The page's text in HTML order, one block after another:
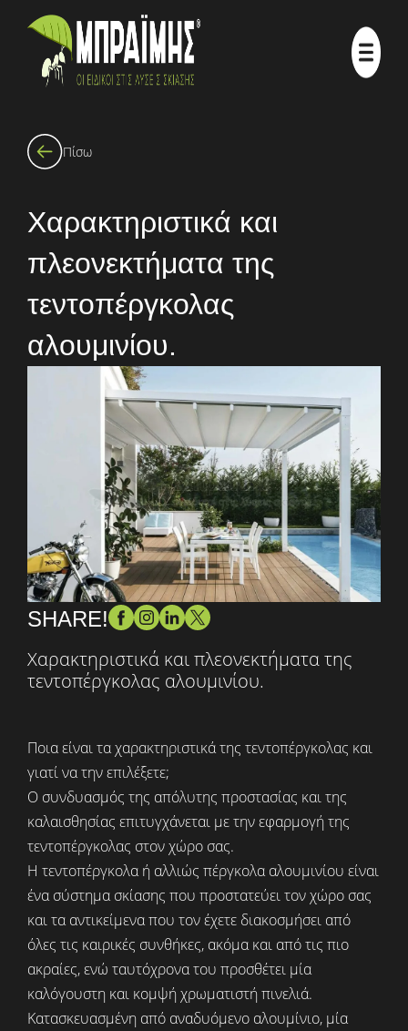
Πίσω
Χαρακτηριστικά και
πλεονεκτήματα της
τεντοπέργκολας
αλουμινίου.
SHARE!
Χαρακτηριστικά και πλεονεκτήματα της
τεντοπέργκολας αλουμινίου.
Ποια είναι τα χαρακτηριστικά της τεντοπέργκολας και
γιατί να την επιλέξετε;
Ο συνδυασμός της απόλυτης προστασίας και της
καλαισθησίας επιτυγχάνεται με την εφαρμογή της
τεντοπέργκολας στον χώρο σας.
Η τεντοπέργκολα ή αλλιώς πέργκολα αλουμινίου είναι
ένα σύστημα σκίασης που προστατεύει τον χώρο σας
και τα αντικείμενα που τον έχετε διακοσμήσει από
όλες τις καιρικές συνθήκες, ακόμα και από τις πιο
ακραίες, ενώ ταυτόχρονα του προσθέτει μία
καλόγουστη και κομψή χρωματιστή πινελιά.
Κατασκευασμένη από αναδυόμενο αλουμίνιο, μία